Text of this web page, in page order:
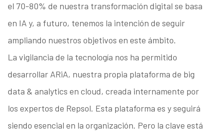
el 70-80% de nuestra transformación digital se basa
en IA y, a futuro, tenemos la intención de seguir
ampliando nuestros objetivos en este ámbito.
La vigilancia de la tecnología nos ha permitido
desarrollar ARiA, nuestra propia plataforma de big
data & analytics en cloud, creada internamente por
los expertos de Repsol. Esta plataforma es y seguirá
siendo esencial en la organización. Pero la clave está